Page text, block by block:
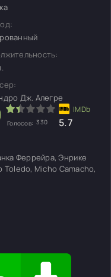
Дж. Алегре
Голосов: 330 5.7
Феррейра, Энрике
Toledo, Micho Camacho,